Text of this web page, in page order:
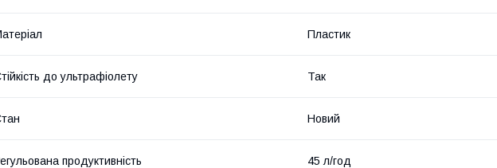
Пластик
до ультрафіолету Так
Новий
продуктивність 45 л/год